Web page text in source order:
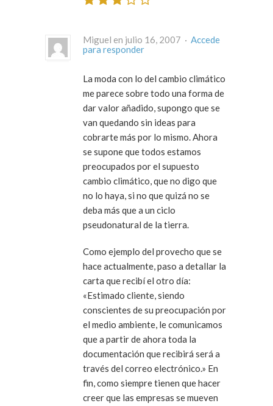
Miguel en julio 16, 2007 · Accede
para responder
La moda con lo del cambio climático
me parece sobre todo una forma de
dar valor añadido, supongo que se
van quedando sin ideas para
cobrarte más por lo mismo. Ahora
se supone que todos estamos
preocupados por el supuesto
cambio climático, que no digo que
no lo haya, si no que quizá no se
deba más que a un ciclo
pseudonatural de la tierra.
Como ejemplo del provecho que se
hace actualmente, paso a detallar la
carta que recibí el otro día:
«Estimado cliente, siendo
conscientes de su preocupación por
el medio ambiente, le comunicamos
que a partir de ahora toda la
documentación que recibirá será a
través del correo electrónico.» En
fin, como siempre tienen que hacer
creer que las empresas se mueven